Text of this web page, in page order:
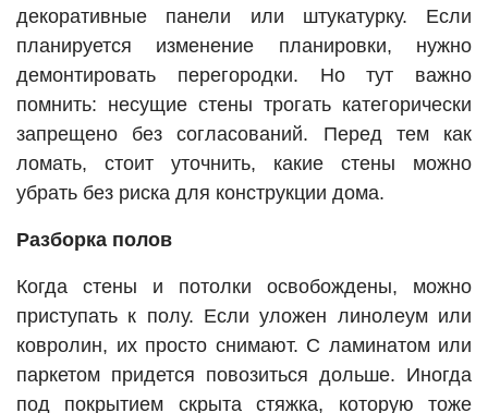
декоративные панели или штукатурку. Если
планируется изменение планировки, нужно
демонтировать перегородки. Но тут важно
помнить: несущие стены трогать категорически
запрещено без согласований. Перед тем как
ломать, стоит уточнить, какие стены можно
убрать без риска для конструкции дома.
Разборка полов
Когда стены и потолки освобождены, можно
приступать к полу. Если уложен линолеум или
ковролин, их просто снимают. С ламинатом или
паркетом придется повозиться дольше. Иногда
под покрытием скрыта стяжка, которую тоже